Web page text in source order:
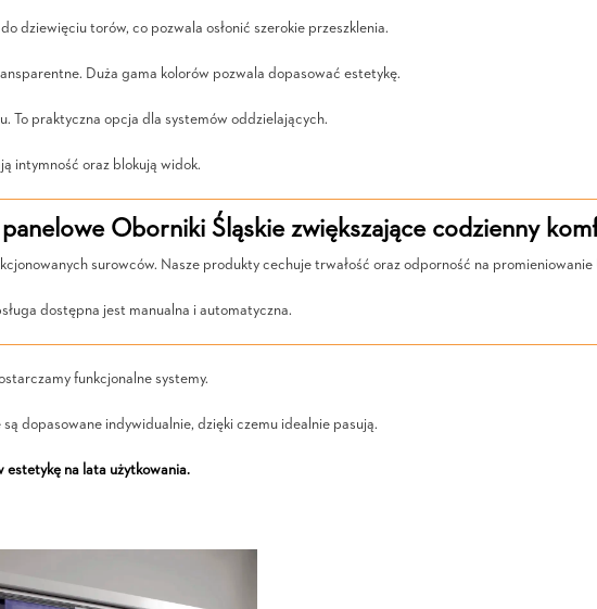
dziewięciu torów, co pozwala osłonić szerokie przeszklenia.
Duża gama kolorów pozwala dopasować estetykę.
To praktyczna opcja dla systemów oddzielających.
intymność oraz blokują widok.
Oborniki Śląskie zwiększające codzienny
surowców. Nasze produkty cechuje trwałość oraz odporność na
dostępna jest manualna i automatyczna.
funkcjonalne systemy.
są dopasowane indywidualnie, dzięki czemu idealnie pasują.
estetykę na lata użytkowania.